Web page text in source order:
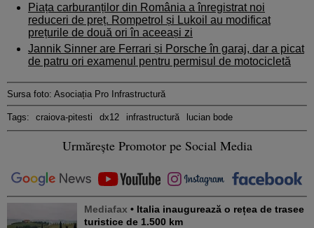
Piața carburanților din România a înregistrat noi
reduceri de preț. Rompetrol și Lukoil au modificat
prețurile de două ori în aceeași zi
Jannik Sinner are Ferrari și Porsche în garaj, dar a picat
de patru ori examenul pentru permisul de motocicletă
Sursa foto: Asociația Pro Infrastructură
Tags: craiova-pitesti dx12 infrastructură lucian bode
Urmărește Promotor pe Social Media
Mediafax • Italia inaugurează o rețea de trasee
turistice de 1.500 km